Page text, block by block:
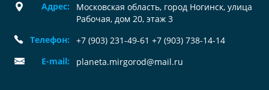
Адрес:
Московская область, город Ногинск, улица
Рабочая, дом 20, этаж 3
Телефон:
+7 (903) 231-49-61 +7 (903) 738-14-14
E-mail:
planeta.mirgorod@mail.ru